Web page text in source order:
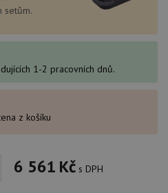
setům.
1-2 pracovních dnů.
z košíku
6 561 Kč s DPH